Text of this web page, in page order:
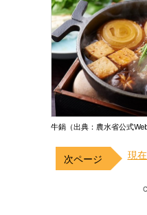
牛鍋（出典：農水省公式
現